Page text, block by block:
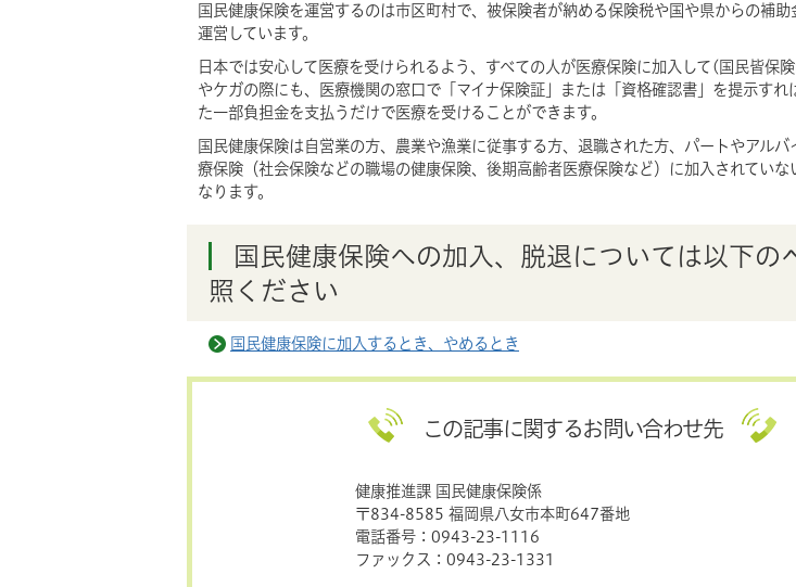
国民健康保険を運営するのは市区町村で、被保険者が納める保険税や国や県からの補助
運営しています。
日本では安心して医療を受けられるよう、すべての人が医療保険に加入して(国民皆保
やケガの際にも、医療機関の窓口で「マイナ保険証」または「資格確認書」を提示すれ
た一部負担金を支払うだけで医療を受けることができます。
国民健康保険は自営業の方、農業や漁業に従事する方、退職された方、パートやアルバ
療保険（社会保険などの職場の健康保険、後期高齢者医療保険など）に加入されていな
なります。
国民健康保険への加入、脱退については以下の
照ください
国民健康保険に加入するとき、やめるとき
この記事に関するお問い合わせ先
健康推進課 国民健康保険係
〒834-8585 福岡県八女市本町647番地
電話番号：0943-23-1116
ファックス：0943-23-1331